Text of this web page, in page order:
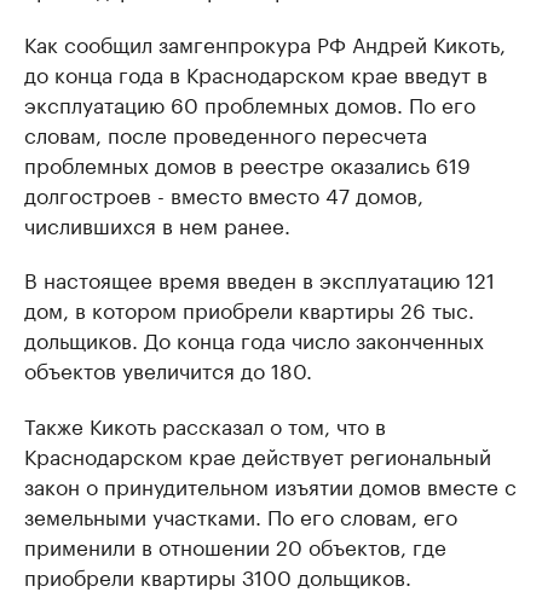
Как сообщил замгенпрокура РФ Андрей Кикоть,
до конца года в Краснодарском крае введут в
эксплуатацию 60 проблемных домов. По его
словам, после проведенного пересчета
проблемных домов в реестре оказались 619
долгостроев - вместо вместо 47 домов,
числившихся в нем ранее.
В настоящее время введен в эксплуатацию 121
дом, в котором приобрели квартиры 26 тыс.
дольщиков. До конца года число законченных
объектов увеличится до 180.
Также Кикоть рассказал о том, что в
Краснодарском крае действует региональный
закон о принудительном изъятии домов вместе с
земельными участками. По его словам, его
применили в отношении 20 объектов, где
приобрели квартиры 3100 дольщиков.